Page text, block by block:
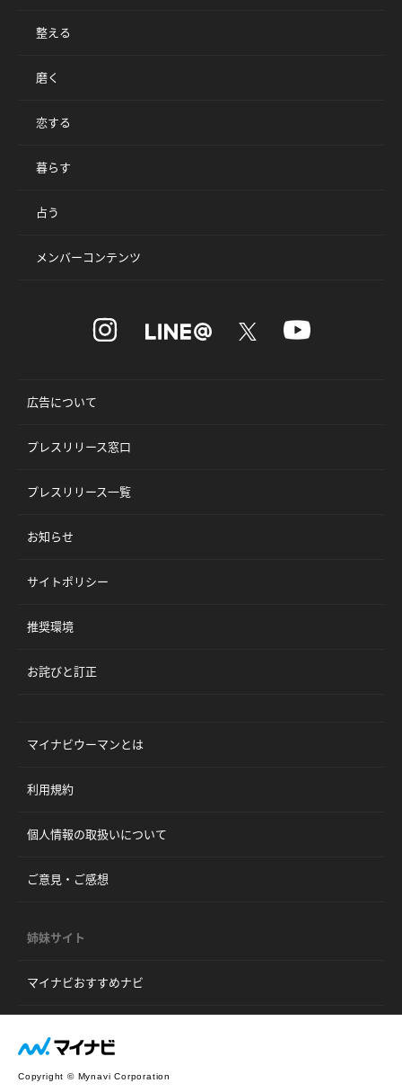
整える
磨く
恋する
暮らす
占う
メンバーコンテンツ
広告について
プレスリリース窓口
プレスリリース一覧
お知らせ
サイトポリシー
推奨環境
お詫びと訂正
マイナビウーマンとは
利用規約
個人情報の取扱いについて
ご意見・ご感想
姉妹サイト
マイナビおすすめナビ
Copyright © Mynavi Corporation